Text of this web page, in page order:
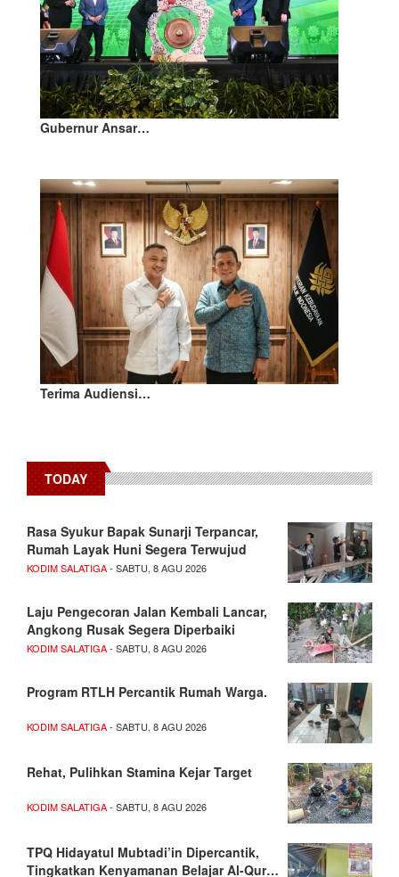
Gubernur Ansar…
Terima Audiensi…
TODAY
Rasa Syukur Bapak Sunarji Terpancar,
Rumah Layak Huni Segera Terwujud
KODIM SALATIGA- SABTU, 8 AGU 2026
Laju Pengecoran Jalan Kembali Lancar,
Angkong Rusak Segera Diperbaiki
KODIM SALATIGA- SABTU, 8 AGU 2026
Program RTLH Percantik Rumah Warga.
KODIM SALATIGA- SABTU, 8 AGU 2026
Rehat, Pulihkan Stamina Kejar Target
KODIM SALATIGA- SABTU, 8 AGU 2026
TPQ Hidayatul Mubtadi’in Dipercantik,
Tingkatkan Kenyamanan Belajar Al-Qur…